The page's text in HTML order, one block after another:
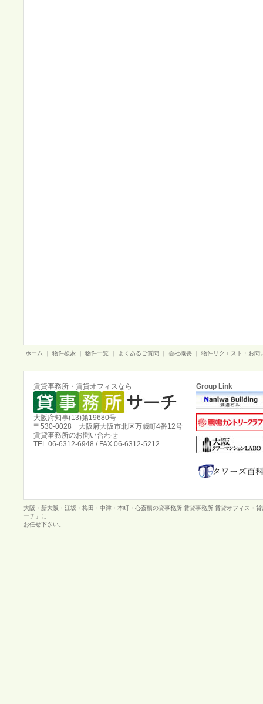
ホーム 物件検索 物件一覧 よくあるご質問 会社概要 物件リクエスト・お問
賃貸事務所・賃貸オフィスなら
大阪府知事(13)第19680号
〒530-0028 大阪府大阪市北区万歳町4番12号
賃貸事務所のお問い合わせ
TEL 06-6312-6948 / FAX 06-6312-5212
Group Link
大阪・新大阪・江坂・梅田・中津・本町・心斎橋の貸事務所 賃貸事務所 賃貸オフィス・
ーチ」に
お任せ下さい。